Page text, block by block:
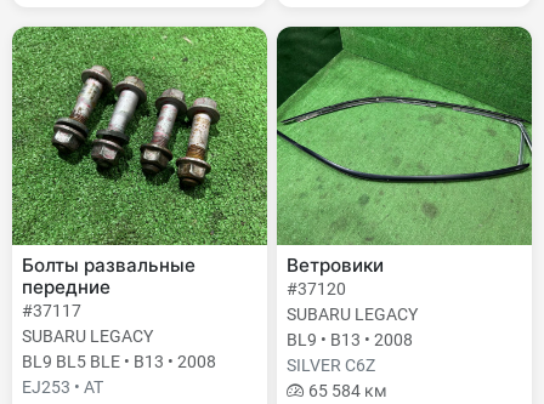
Болты развальные
передние
#37117
SUBARU LEGACY
BL9 BL5 BLE • B13 • 2008
EJ253 • AT
Ветровики
#37120
SUBARU LEGACY
BL9 • B13 • 2008
SILVER C6Z
65 584 км